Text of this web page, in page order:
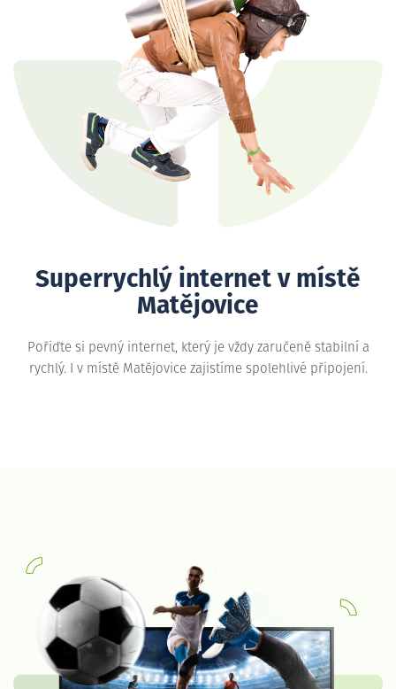
Superrychlý internet v místě
Matějovice
Pořiďte si pevný internet, který je vždy zaručeně stabilní a
rychlý. I v místě Matějovice zajistíme spolehlivé připojení.